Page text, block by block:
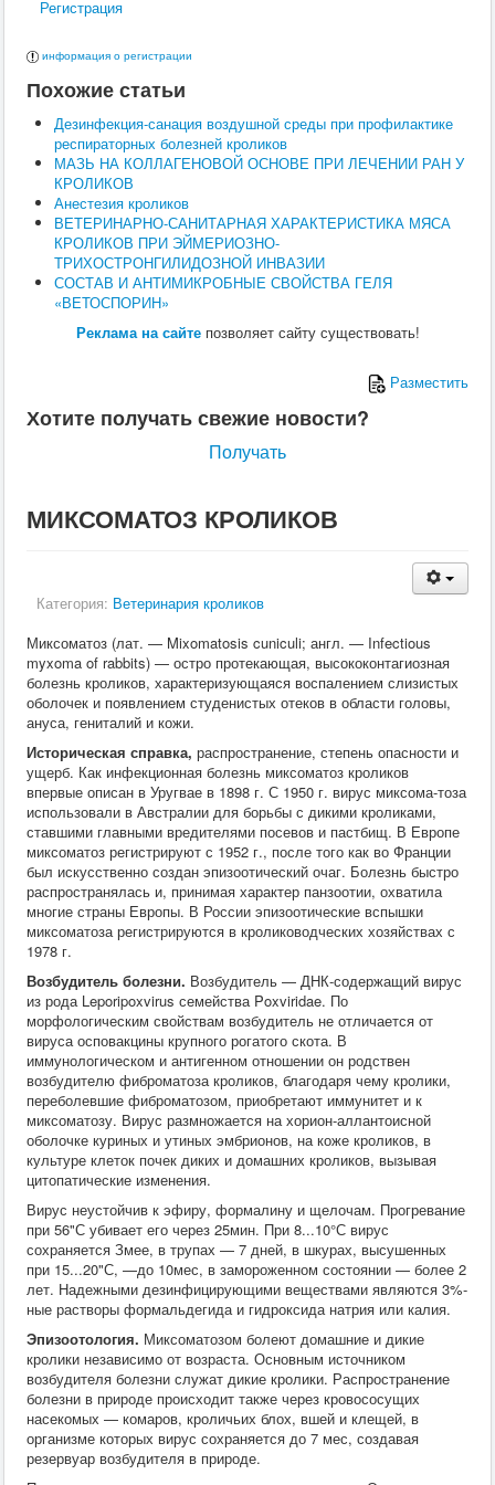
Поведение
Кошки
Ветеринария
Хирургия
Терапия
Заразные заболевания
Инфекционные заболевания
Кормление
Поведение
Воспроизводство
Птицы
Ветеринария
Анатомия и физиология
Разведение
Кормление
Кормление
Пушные звери
Ветеринария
Крс
Мрс
Лошадей
Свиньи
Собаки
Кошки
Птицы
Рыбы
Кролики
Пушные
Пчелы
Экзотические животные
Заразные заболевания
Инвазионные болезни
Инфекционные заболевания
Терапия
Диагностика
Хирургия
ВСЭ
Лекарственные препараты
Токсикология
Зоогигиена
Патанатомия
Интересное
Кормление
Регистрация
информация о регистрации
Похожие статьи
Дезинфекция-санация воздушной среды при профилактике
респираторных болезней кроликов
МАЗЬ НА КОЛЛАГЕНОВОЙ ОСНОВЕ ПРИ ЛЕЧЕНИИ РАН У
КРОЛИКОВ
Анестезия кроликов
ВЕТЕРИНАРНО-САНИТАРНАЯ ХАРАКТЕРИСТИКА МЯСА
КРОЛИКОВ ПРИ ЭЙМЕРИОЗНО-
ТРИХОСТРОНГИЛИДОЗНОЙ ИНВАЗИИ
СОСТАВ И АНТИМИКРОБНЫЕ СВОЙСТВА ГЕЛЯ
«ВЕТОСПОРИН»
Реклама на сайтепозволяет сайту существовать!
Разместить
Хотите получать свежие новости?
Получать
МИКСОМАТОЗ КРОЛИКОВ
Категория: Ветеринария кроликов
Миксоматоз (лат. — Mixomatosis cuniculi; англ. — Infectious
myxoma of rabbits) — остро протекающая, высококонтагиозная
болезнь кроликов, характеризующаяся воспалением слизистых
оболочек и появлением студенистых отеков в области головы,
ануса, гениталий и кожи.
Историческая справка, распространение, степень опасности и
ущерб. Как инфекционная болезнь миксоматоз кроликов
впервые описан в Уругвае в 1898 г. С 1950 г. вирус миксома-тоза
использовали в Австралии для борьбы с дикими кроликами,
ставшими главными вредителями посевов и пастбищ. В Европе
миксоматоз регистрируют с 1952 г., после того как во Франции
был искусственно создан эпизоотический очаг. Болезнь быстро
распространялась и, принимая характер панзоотии, охватила
многие страны Европы. В России эпизоотические вспышки
миксоматоза регистрируются в кролиководческих хозяйствах с
1978 г.
Возбудитель болезни. Возбудитель — ДНК-содержащий вирус
из рода Leporipoxvirus семейства Poxviridae. По
морфологическим свойствам возбудитель не отличается от
вируса осповакцины крупного рогатого скота. В
иммунологическом и антигенном отношении он родствен
возбудителю фиброматоза кроликов, благодаря чему кролики,
переболевшие фиброматозом, приобретают иммунитет и к
миксоматозу. Вирус размножается на хорион-аллантоисной
оболочке куриных и утиных эмбрионов, на коже кроликов, в
культуре клеток почек диких и домашних кроликов, вызывая
цитопатические изменения.
Вирус неустойчив к эфиру, формалину и щелочам. Прогревание
при 56"С убивает его через 25мин. При 8...10°С вирус
сохраняется Змее, в трупах — 7 дней, в шкурах, высушенных
при 15...20"С, —до 10мес, в замороженном состоянии — более 2
лет. Надежными дезинфицирующими веществами являются 3%-
ные растворы формальдегида и гидроксида натрия или калия.
Эпизоотология. Миксоматозом болеют домашние и дикие
кролики независимо от возраста. Основным источником
возбудителя болезни служат дикие кролики. Распространение
болезни в природе происходит также через кровососущих
насекомых — комаров, кроличьих блох, вшей и клещей, в
организме которых вирус сохраняется до 7 мес, создавая
резервуар возбудителя в природе.